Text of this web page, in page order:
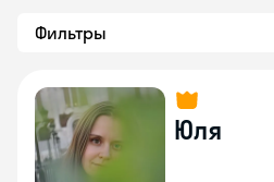
Фильтры
Юля